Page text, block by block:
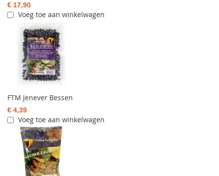
€ 17,90
Voeg toe aan winkelwagen
FTM Jenever Bessen
€ 4,39
Voeg toe aan winkelwagen